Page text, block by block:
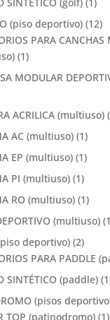
(piso deportivo) (12)
PARA CANCHAS
(1)
MODULAR
ACRILICA (multiuso)
AC (multiuso) (1)
EP (multiuso) (1)
PI (multiuso) (1)
RO (multiuso) (1)
(multiuso)
deportivo) (2)
PARA PADDLE
SINTÉTICO (paddle)
(pisos
TOP (patinodromo) (1)